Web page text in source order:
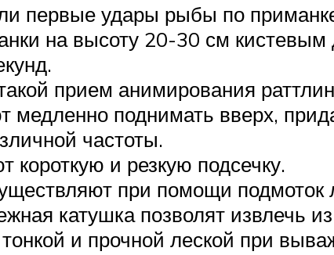
первые удары рыбы по
на высоту 20-30 см
прием анимирования
медленно поднимать вверх,
частоты.
и резкую подсечку.
при помощи подмоток
катушка позволят извлечь
и прочной леской при